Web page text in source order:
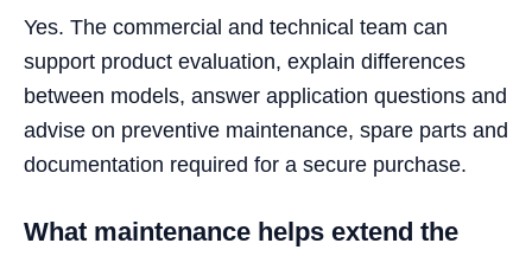
Yes. The commercial and technical team can
support product evaluation, explain differences
between models, answer application questions and
advise on preventive maintenance, spare parts and
documentation required for a secure purchase.
What maintenance helps extend the